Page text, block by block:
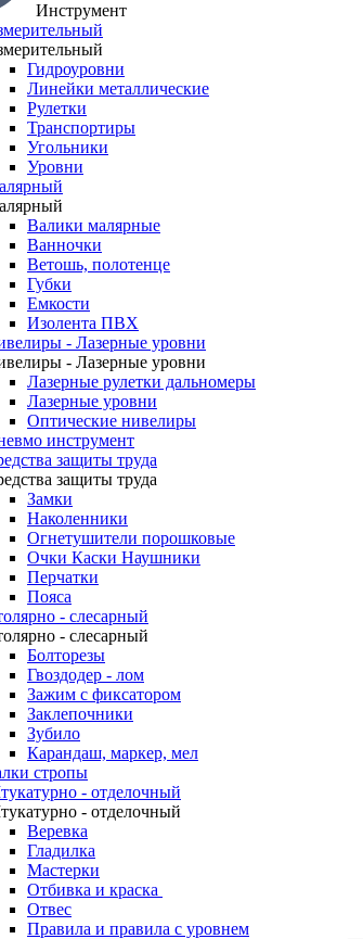
Инструмент
Гидроуровни
Линейки металлические
Рулетки
Транспортиры
Угольники
Уровни
Валики малярные
Ванночки
Ветошь, полотенце
Губки
Емкости
Изолента ПВХ
- Лазерные уровни
- Лазерные уровни
Лазерные рулетки дальномеры
Лазерные уровни
Оптические нивелиры
инструмент
защиты труда
защиты труда
Замки
Наколенники
Огнетушители порошковые
Очки Каски Наушники
Перчатки
Пояса
- слесарный
- слесарный
Болторезы
Гвоздодер - лом
Зажим с фиксатором
Заклепочники
Зубило
Карандаш, маркер, мел
стропы
- отделочный
- отделочный
Веревка
Гладилка
Мастерки
Отбивка и краска
Отвес
Правила и правила с уровнем